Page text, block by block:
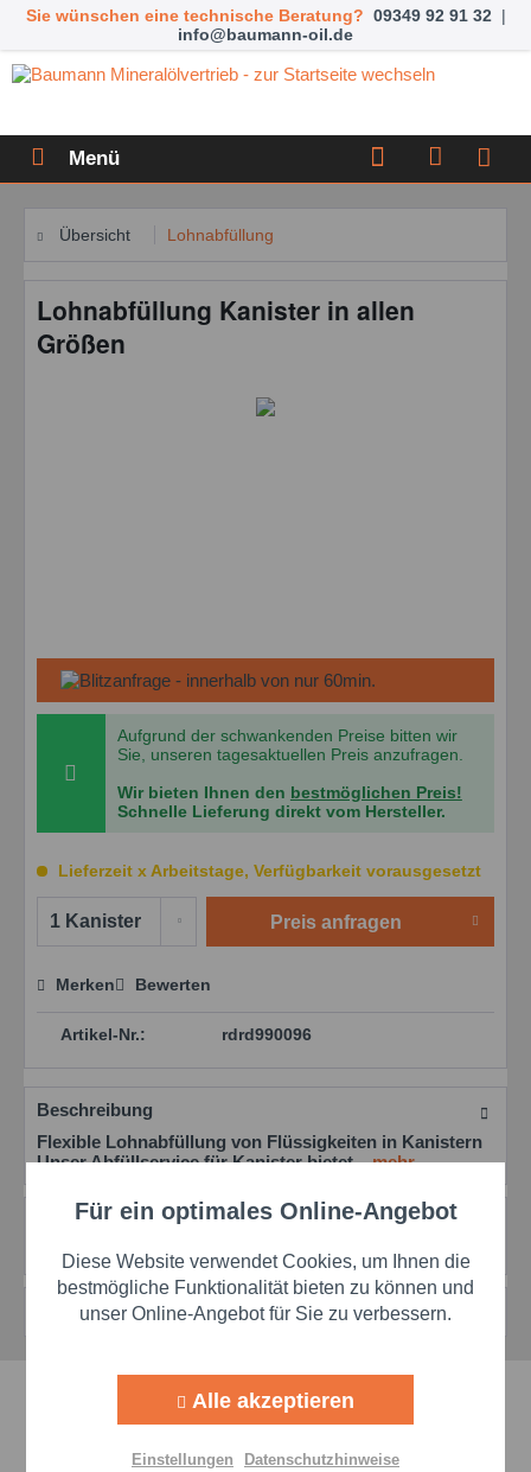
Sie wünschen eine technische Beratung? 09349 92 91 32 |
info@baumann-oil.de
Menü
Übersicht Lohnabfüllung
Lohnabfüllung Kanister in allen
Größen
Aufgrund der schwankenden Preise bitten wir
Sie, unseren tagesaktuellen Preis anzufragen.
Wir bieten Ihnen den bestmöglichen Preis!
Schnelle Lieferung direkt vom Hersteller.
Lieferzeit x Arbeitstage, Verfügbarkeit vorausgesetzt
Preis anfragen
Preis anfragen
Merken Bewerten
Artikel-Nr.: rdrd990096
Beschreibung
Flexible Lohnabfüllung von Flüssigkeiten in Kanistern
Unser Abfüllservice für Kanister bietet...mehr
Bewertungen
0
Bewertungen lesen, schreiben und diskutieren...
mehr
Kunden haben sich ebenfalls angesehen
Schnelle Lieferzeiten
Beste Markenqualität
Funktionale Aktiv
Marketing Aktiv
Personalisierung Aktiv
Für ein optimales Online-Angebot
Diese Website verwendet Cookies, um Ihnen die
bestmögliche Funktionalität bieten zu können und
unser Online-Angebot für Sie zu verbessern.
Alle akzeptieren
Einstellungen Datenschutzhinweise